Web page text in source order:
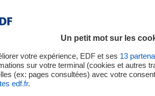
& ACHEMINEMENT)
Un petit mot sur les
votre expérience, EDF et ses 13
sur votre terminal (cookies et autres
(ex: pages consultées) avec votre
edf.fr.